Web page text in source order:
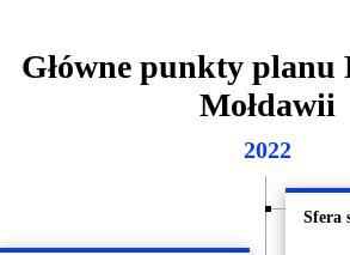
Główne punkty planu
Mołdawii
2022
Sfera